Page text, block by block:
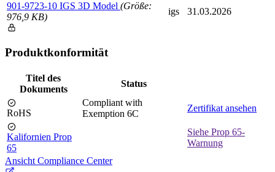
901-9723-10 IGS 3D Model (Größe:
976,9 KB)
igs 31.03.2026
Produktkonformität
Titel des
Dokuments
Status
RoHS
Compliant with
Exemption 6C
Zertifikat ansehen
Kalifornien Prop
65
Siehe Prop 65-
Warnung
Ansicht Compliance Center